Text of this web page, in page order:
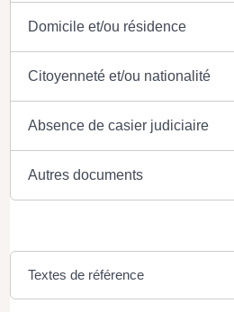
Domicile et/ou résidence
Citoyenneté et/ou nationalité
Absence de casier judiciaire
Autres documents
Textes de référence